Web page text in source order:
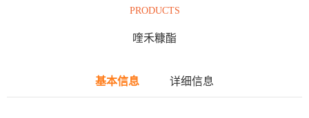
PRODUCTS
喹禾糠酯
基本信息 详细信息